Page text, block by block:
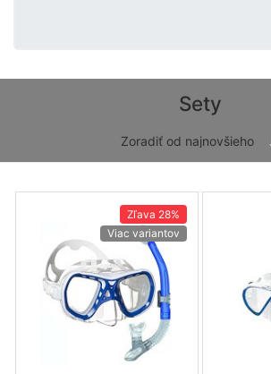
Sety
Zľava 28%
Viac variantov